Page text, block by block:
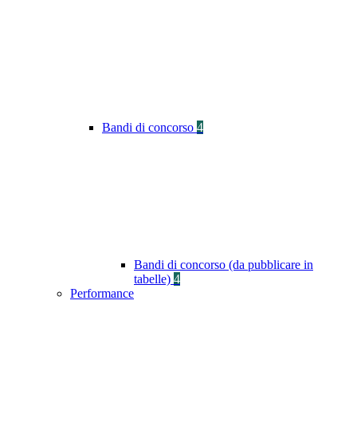
Bandi di concorso 4
Bandi di concorso (da pubblicare in
tabelle) 4
Performance